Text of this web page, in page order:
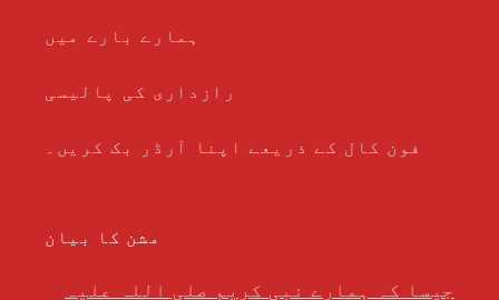
ہمارے بارے میں
رازداری کی پالیسی
فون کال کے ذریعے اپنا آرڈر بک کریں۔
مشن کا بیان
جیسا کہ ہمارے نبی کریم صلی اللہ علیہ